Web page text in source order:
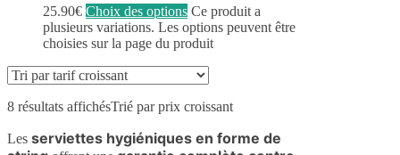
25.90€ Choix des options Ce produit a
plusieurs variations. Les options peuvent être
choisies sur la page du produit
8 résultats affichésTrié par prix croissant
Les serviettes hygiéniques en forme de